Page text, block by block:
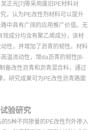
正光[7]等采用废旧PE材料对
，认为PE改性剂材料可以提升
中具有广阔的应用推广价值。无
效成分均含有聚乙烯成分，该材
性，并增加了沥青的韧性。材料
温流动性，增da沥青的韧性[8-
备改性沥青和沥青混合料，通过
研究成果可为PE改性沥青路面
验研究
5种不同掺量的PE改性剂外掺入